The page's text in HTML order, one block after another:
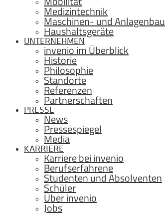
Medizintechnik
Maschinen- und Anlagenbau
Haushaltsgeräte
UNTERNEHMEN
invenio im Überblick
Historie
Philosophie
Standorte
Referenzen
Partnerschaften
PRESSE
News
Pressespiegel
Media
KARRIERE
Karriere bei invenio
Berufserfahrene
Studenten und Absolventen
Schüler
Über invenio
Jobs